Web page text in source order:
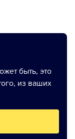
быть, это
из ваших